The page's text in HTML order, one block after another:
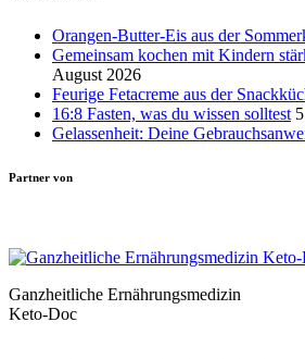
Orangen-Butter-Eis aus der
Gemeinsam kochen mit Kindern
August 2026
Feurige Fetacreme aus der
16:8 Fasten, was du wissen solltest
Gelassenheit: Deine
Partner von
Ganzheitliche Ernährungsmedizin
Keto-Doc